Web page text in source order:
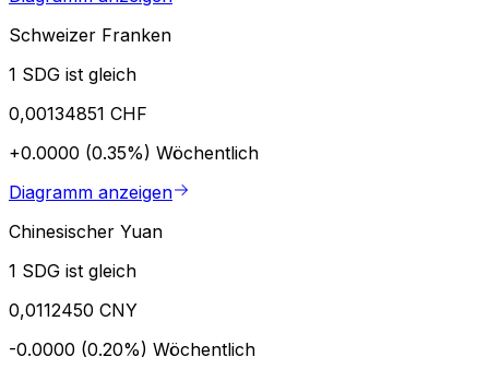
Schweizer Franken
1 SDG ist gleich
0,00134851 CHF
+0.0000 (0.35%) Wöchentlich
Diagramm anzeigen
Chinesischer Yuan
1 SDG ist gleich
0,0112450 CNY
-0.0000 (0.20%) Wöchentlich